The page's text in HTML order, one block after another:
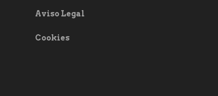
Aviso Legal
Cookies